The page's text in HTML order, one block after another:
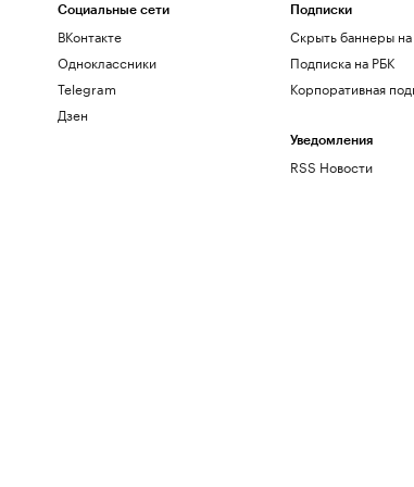
Социальные сети
ВКонтакте
Одноклассники
Telegram
Дзен
Подписки
Скрыть баннеры
Подписка на РБК
Корпоративная
Уведомления
RSS Новости